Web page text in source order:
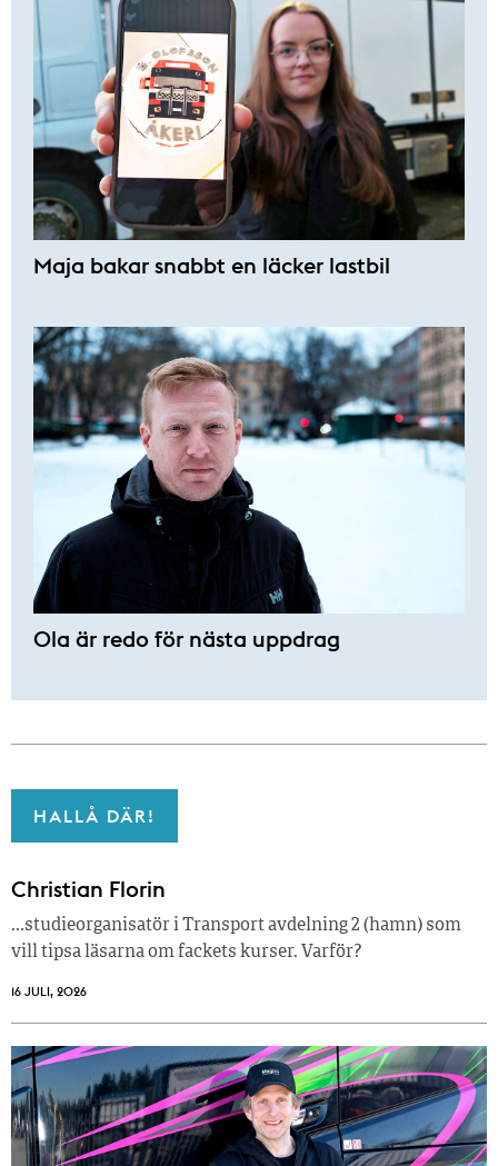
Maja bakar snabbt en läcker lastbil
Ola är redo för nästa uppdrag
HALLÅ DÄR!
Christian Florin
…studieorganisatör i Transport avdelning 2 (hamn) som
vill tipsa läsarna om fackets kurser. Varför?
16 JULI, 2026